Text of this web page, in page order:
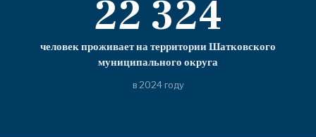
22 324
человек проживает на территории Шатковского
муниципального округа
в 2024 году